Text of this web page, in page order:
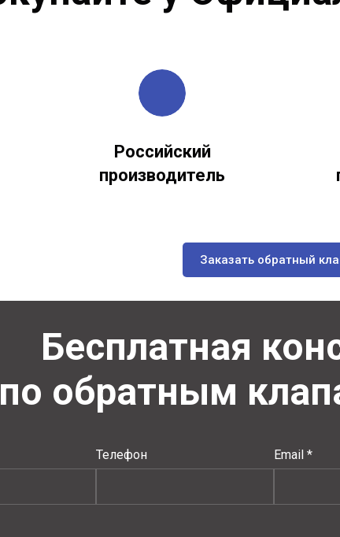
Российский
производитель
Заказать обратный
Бесплатная
по обратным
Телефон Email *